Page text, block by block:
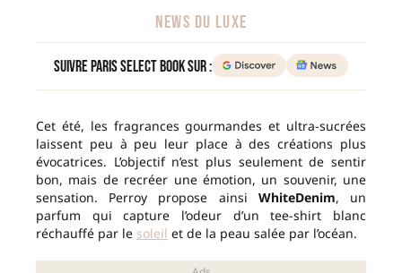
NEWS DU LUXE
Suivre Paris Select Book sur :
Cet été, les fragrances gourmandes et ultra-sucrées
laissent peu à peu leur place à des créations plus
évocatrices. L’objectif n’est plus seulement de sentir
bon, mais de recréer une émotion, un souvenir, une
sensation. Perroy propose ainsi WhiteDenim, un
parfum qui capture l’odeur d’un tee-shirt blanc
réchauffé par le soleil et de la peau salée par l’océan.